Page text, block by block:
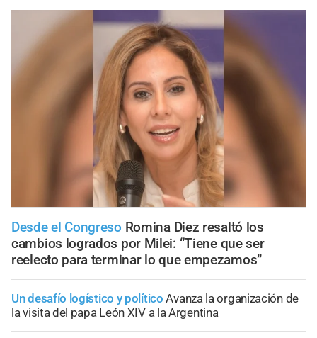
Desde el Congreso Romina Diez resaltó los
cambios logrados por Milei: “Tiene que ser
reelecto para terminar lo que empezamos”
Un desafío logístico y político Avanza la organización de
la visita del papa León XIV a la Argentina